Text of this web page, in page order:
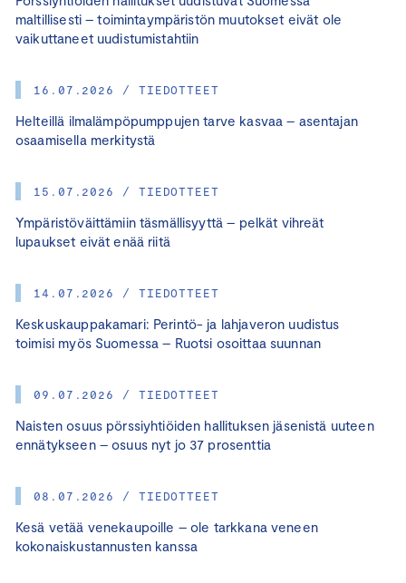
maltillisesti – toimintaympäristön muutokset eivät ole
vaikuttaneet uudistumistahtiin
16.07.2026 / TIEDOTTEET
Helteillä ilmalämpöpumppujen tarve kasvaa – asentajan
osaamisella merkitystä
15.07.2026 / TIEDOTTEET
Ympäristöväittämiin täsmällisyyttä – pelkät vihreät
lupaukset eivät enää riitä
14.07.2026 / TIEDOTTEET
Keskuskauppakamari: Perintö- ja lahjaveron uudistus
toimisi myös Suomessa – Ruotsi osoittaa suunnan
09.07.2026 / TIEDOTTEET
Naisten osuus pörssiyhtiöiden hallituksen jäsenistä uuteen
ennätykseen – osuus nyt jo 37 prosenttia
08.07.2026 / TIEDOTTEET
Kesä vetää venekaupoille – ole tarkkana veneen
kokonaiskustannusten kanssa